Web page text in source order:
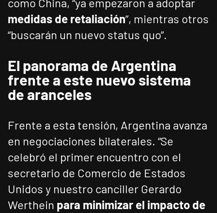
medidas de retaliación”, mientras otros
“buscarán un nuevo status quo”.
El panorama de Argentina
frente a este nuevo sistema
de aranceles
Frente a esta tensión, Argentina avanza
en negociaciones bilaterales. “Se
celebró el primer encuentro con el
secretario de Comercio de Estados
Unidos y nuestro canciller Gerardo
Werthein para minimizar el impacto de